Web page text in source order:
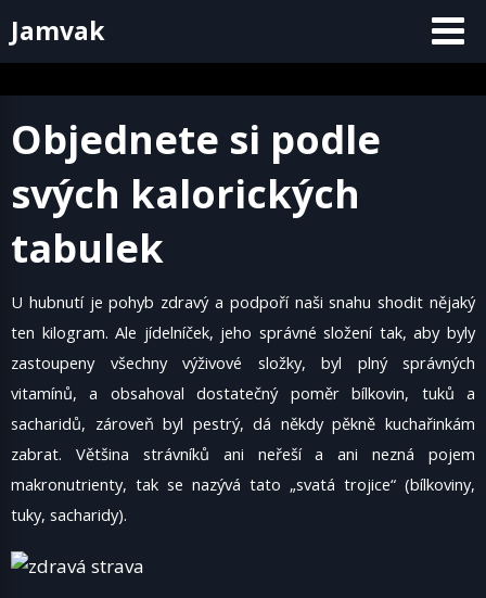
toJamvak
Objednete si podle
svých kalorických
tabulek
U hubnutí je pohyb zdravý a podpoří naši snahu shodit nějaký
ten kilogram. Ale jídelníček, jeho správné složení tak, aby byly
zastoupeny všechny výživové složky, byl plný správných
vitamínů, a obsahoval dostatečný poměr bílkovin, tuků a
sacharidů, zároveň byl pestrý, dá někdy pěkně kuchařinkám
zabrat. Většina strávníků ani neřeší a ani nezná pojem
makronutrienty, tak se nazývá tato „svatá trojice“ (bílkoviny,
tuky, sacharidy).